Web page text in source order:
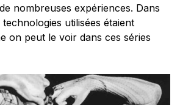
nombreuses expériences. Dans
utilisées étaient
on peut le voir dans ces séries